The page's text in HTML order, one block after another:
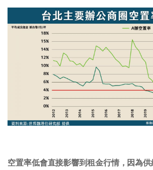
空置率低會直接影響到租金行情，因為